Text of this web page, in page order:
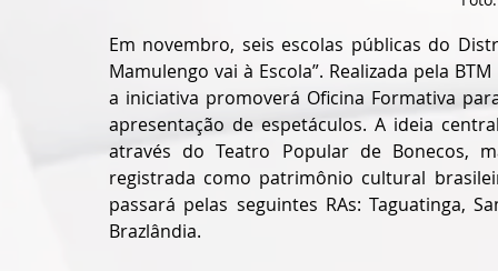
Em novembro, seis escolas públicas do
Mamulengo vai à Escola”. Realizada pela
a iniciativa promoverá Oficina Formativa
apresentação de espetáculos. A ideia
através do Teatro Popular de Bonecos,
registrada como patrimônio cultural
passará pelas seguintes RAs: Taguatinga,
Brazlândia.